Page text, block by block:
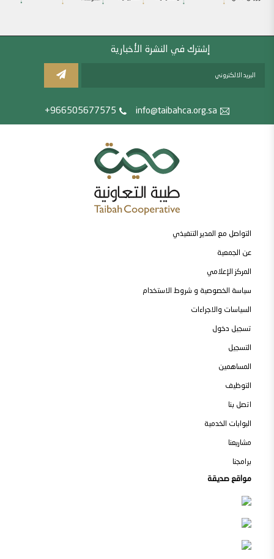
إشترك في النشرة الأخبارية
info@taibahca.org.sa
966505677575+
التواصل مع المدير التنفيذي
عن الجمعية
المركز الإعلامي
سياسة الخصوصية و شروط الاستخدام
السياسات والاجراءات
تسجيل دخول
التسجيل
المساهمين
التوظيف
اتصل بنا
البوابات الخدمية
مشاريعنا
برامجنا
مواقع صديقة